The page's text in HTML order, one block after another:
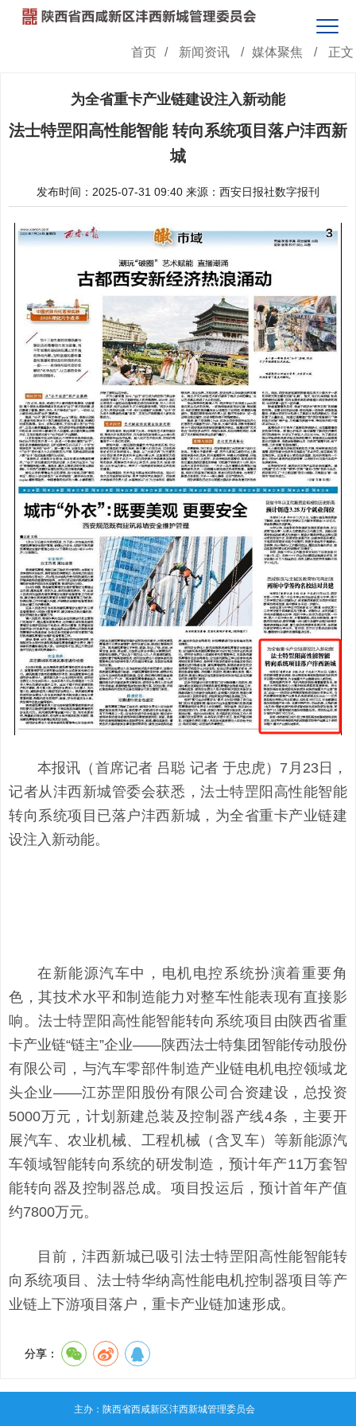
首页 / 新闻资讯 / 媒体聚焦 / 正文
为全省重卡产业链建设注入新动能
法士特罡阳高性能智能 转向系统项目落户沣西新
城
发布时间：2025-07-31 09:40 来源：西安日报社数字报刊
本报讯（首席记者 吕聪 记者 于忠虎）7月23日，
记者从沣西新城管委会获悉，法士特罡阳高性能智能
转向系统项目已落户沣西新城，为全省重卡产业链建
设注入新动能。
在新能源汽车中，电机电控系统扮演着重要角
色，其技术水平和制造能力对整车性能表现有直接影
响。法士特罡阳高性能智能转向系统项目由陕西省重
卡产业链“链主”企业——陕西法士特集团智能传动股份
有限公司，与汽车零部件制造产业链电机电控领域龙
头企业——江苏罡阳股份有限公司合资建设，总投资
5000万元，计划新建总装及控制器产线4条，主要开
展汽车、农业机械、工程机械（含叉车）等新能源汽
车领域智能转向系统的研发制造，预计年产11万套智
能转向器及控制器总成。项目投运后，预计首年产值
约7800万元。
目前，沣西新城已吸引法士特罡阳高性能智能转
向系统项目、法士特华纳高性能电机控制器项目等产
业链上下游项目落户，重卡产业链加速形成。
分享：
主办：陕西省西咸新区沣西新城管理委员会